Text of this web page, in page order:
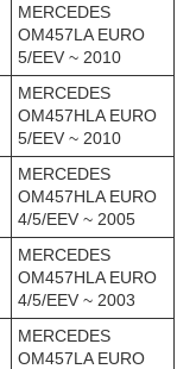
MERCEDES
OM457LA EURO
5/EEV ~ 2010
MERCEDES
OM457HLA EURO
5/EEV ~ 2010
MERCEDES
OM457HLA EURO
4/5/EEV ~ 2005
MERCEDES
OM457HLA EURO
4/5/EEV ~ 2003
MERCEDES
OM457LA EURO